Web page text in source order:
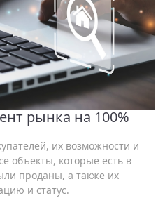
рынка на 100%
их возможности и
объекты, которые есть в
проданы, а также их
и статус.